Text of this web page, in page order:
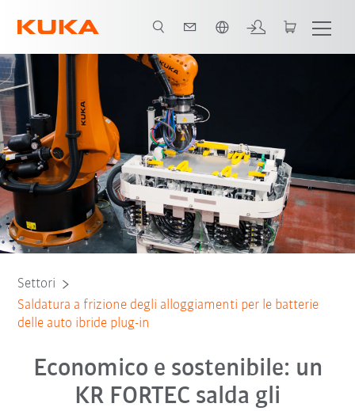
Tutti i partner del sistema
Settori
Saldatura a frizione degli alloggiamenti per le batterie
delle auto ibride plug-in
Economico e sostenibile: un
KR FORTEC salda gli